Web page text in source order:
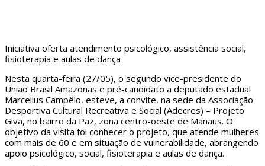
Iniciativa oferta atendimento psicológico, assistência social,
fisioterapia e aulas de dança
Nesta quarta-feira (27/05), o segundo vice-presidente do
União Brasil Amazonas e pré-candidato a deputado estadual
Marcellus Campêlo, esteve, a convite, na sede da Associação
Desportiva Cultural Recreativa e Social (Adecres) – Projeto
Giva, no bairro da Paz, zona centro-oeste de Manaus. O
objetivo da visita foi conhecer o projeto, que atende mulheres
com mais de 60 e em situação de vulnerabilidade, abrangendo
apoio psicológico, social, fisioterapia e aulas de dança.